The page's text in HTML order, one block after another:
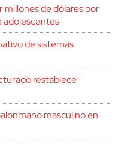
millones de dólares por
adolescentes
de sistemas
restablece
masculino en